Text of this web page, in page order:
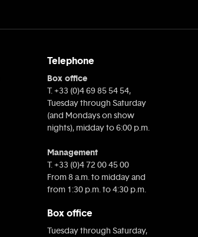
Telephone
Box office
T. +33 (0)4 69 85 54 54,
Tuesday through Saturday
(and Mondays on show
nights), midday to 6:00 p.m.
Management
T. +33 (0)4 72 00 45 00
From 8 a.m. to midday and
from 1:30 p.m. to 4:30 p.m.
Box office
Tuesday through Saturday,